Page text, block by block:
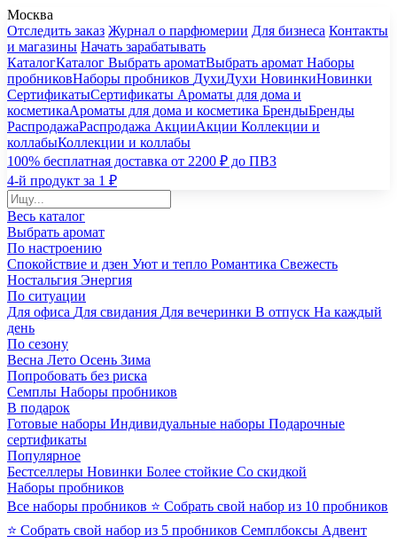
Москва
Отследить заказ Журнал о парфюмерии Для бизнеса Контакты
и магазины Начать зарабатывать
КаталогКаталог Выбрать ароматВыбрать аромат Наборы
пробниковНаборы пробников ДухиДухи НовинкиНовинки
СертификатыСертификаты Ароматы для дома и
косметикаАроматы для дома и косметика БрендыБренды
РаспродажаРаспродажа АкцииАкции Коллекции и
коллабыКоллекции и коллабы
100% бесплатная доставка от 2200 ₽ до ПВЗ
4-й продукт за 1 ₽
Весь каталог
Выбрать аромат
По настроению
Спокойствие и дзен Уют и тепло Романтика Свежесть
Ностальгия Энергия
По ситуации
Для офиса Для свидания Для вечеринки В отпуск На каждый
день
По сезону
Весна Лето Осень Зима
Попробовать без риска
Семплы Наборы пробников
В подарок
Готовые наборы Индивидуальные наборы Подарочные
сертификаты
Популярное
Бестселлеры Новинки Более стойкие Со скидкой
Наборы пробников
Все наборы пробников ⭐ Собрать свой набор из 10 пробников
⭐ Собрать свой набор из 5 пробников Семплбоксы Адвент